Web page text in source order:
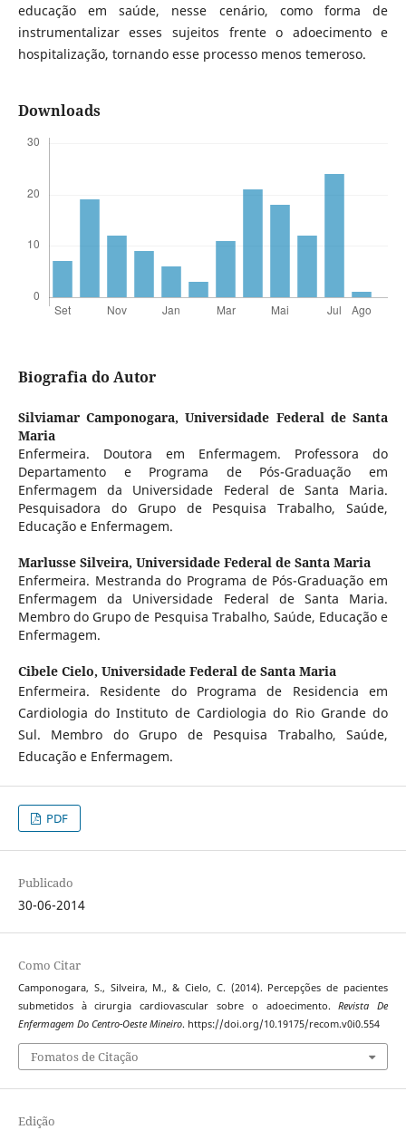
educação em saúde, nesse cenário, como forma de
instrumentalizar esses sujeitos frente o adoecimento e
hospitalização, tornando esse processo menos temeroso.
Downloads
Biografia do Autor
Silviamar Camponogara,Universidade Federal de Santa
Maria
Enfermeira. Doutora em Enfermagem. Professora do
Departamento e Programa de Pós-Graduação em
Enfermagem da Universidade Federal de Santa Maria.
Pesquisadora do Grupo de Pesquisa Trabalho, Saúde,
Educação e Enfermagem.
Marlusse Silveira, Universidade Federal de Santa Maria
Enfermeira. Mestranda do Programa de Pós-Graduação em
Enfermagem da Universidade Federal de Santa Maria.
Membro do Grupo de Pesquisa Trabalho, Saúde, Educação e
Enfermagem.
Cibele Cielo, Universidade Federal de Santa Maria
Enfermeira. Residente do Programa de Residencia em
Cardiologia do Instituto de Cardiologia do Rio Grande do
Sul. Membro do Grupo de Pesquisa Trabalho, Saúde,
Educação e Enfermagem.
PDF
Publicado
30-06-2014
Como Citar
Camponogara, S., Silveira, M., & Cielo, C. (2014). Percepções de pacientes
submetidos à cirurgia cardiovascular sobre o adoecimento.Revista De
Enfermagem Do Centro-Oeste Mineiro. https://doi.org/10.19175/recom.v0i0.554
Fomatos de Citação
Edição